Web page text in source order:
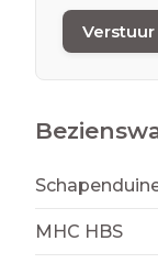
Verstuur
MHC HBS